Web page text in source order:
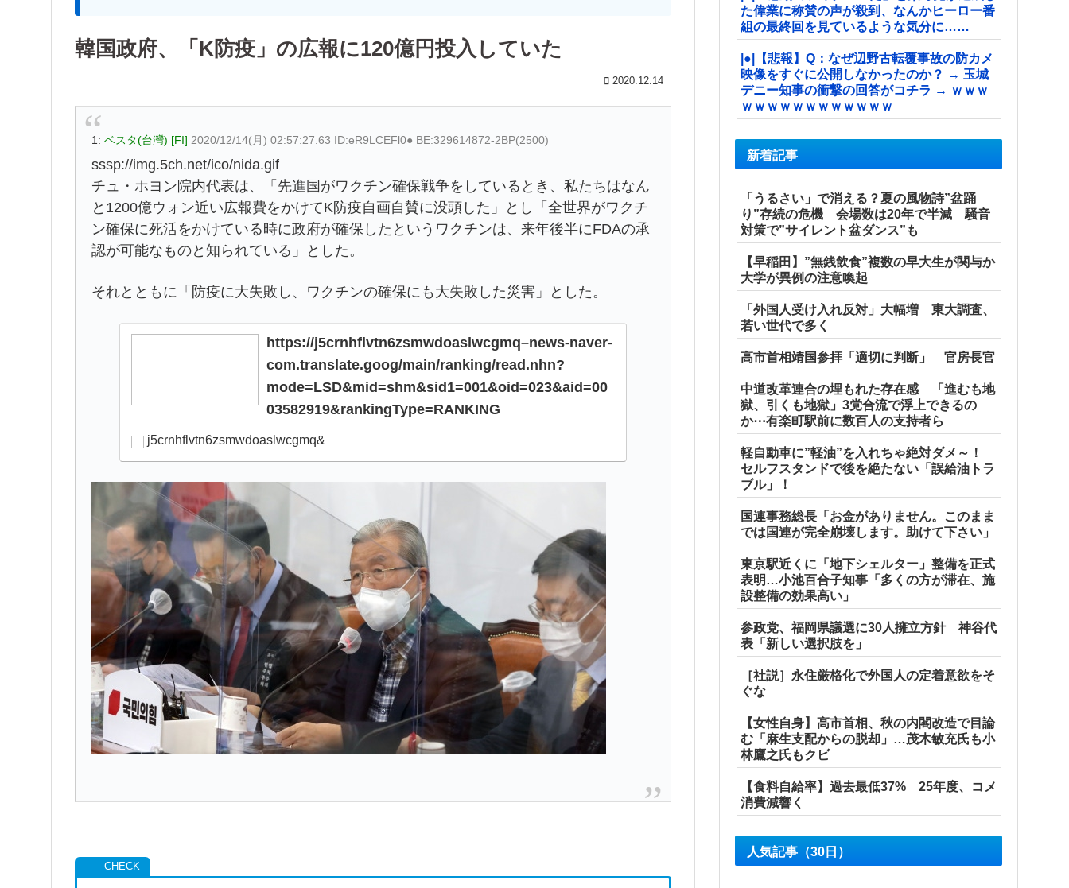
韓国政府、「K防疫」の広報に120億円投入していた
2020.12.14
1: ベスタ(台灣) [FI] 2020/12/14(月) 02:57:27.63 ID:eR9LCEFl0● BE:329614872-2BP(2500)
sssp://img.5ch.net/ico/nida.gif
チュ・ホヨン院内代表は、「先進国がワクチン確保戦争をしているとき、私たちはなん
と1200億ウォン近い広報費をかけてK防疫自画自賛に没頭した」とし「全世界がワクチ
ン確保に死活をかけている時に政府が確保したというワクチンは、来年後半にFDAの承
認が可能なものと知られている」とした。
それとともに「防疫に大失敗し、ワクチンの確保にも大失敗した災害」とした。
https://j5crnhflvtn6zsmwdoaslwcgmq–news-naver-
com.translate.goog/main/ranking/read.nhn?
mode=LSD&mid=shm&sid1=001&oid=023&aid=00
03582919&rankingType=RANKING
j5crnhflvtn6zsmwdoaslwcgmq&
た偉業に称賛の声が殺到、なんかヒーロー番
組の最終回を見ているような気分に……
|●|【悲報】Q：なぜ辺野古転覆事故の防カメ
映像をすぐに公開しなかったのか？ → 玉城
デニー知事の衝撃の回答がコチラ → ｗｗｗ
ｗｗｗｗｗｗｗｗｗｗｗｗ
新着記事
「うるさい」で消える？夏の風物詩”盆踊
り”存続の危機 会場数は20年で半減 騒音
対策で”サイレント盆ダンス”も
【早稲田】”無銭飲食”複数の早大生が関与か
大学が異例の注意喚起
「外国人受け入れ反対」大幅増 東大調査、
若い世代で多く
高市首相靖国参拝「適切に判断」 官房長官
中道改革連合の埋もれた存在感 「進むも地
獄、引くも地獄」3党合流で浮上できるの
か⋯有楽町駅前に数百人の支持者ら
軽自動車に”軽油”を入れちゃ絶対ダメ～！
セルフスタンドで後を絶たない「誤給油トラ
ブル」！
国連事務総長「お金がありません。このまま
では国連が完全崩壊します。助けて下さい」
東京駅近くに「地下シェルター」整備を正式
表明…小池百合子知事「多くの方が滞在、施
設整備の効果高い」
参政党、福岡県議選に30人擁立方針 神谷代
表「新しい選択肢を」
［社説］永住厳格化で外国人の定着意欲をそ
ぐな
【女性自身】高市首相、秋の内閣改造で目論
む「麻生支配からの脱却」…茂木敏充氏も小
林鷹之氏もクビ
【食料自給率】過去最低37% 25年度、コメ
消費減響く
人気記事（30日）